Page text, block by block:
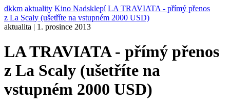
dkkm aktuality Kino Nadsklepí LA TRAVIATA - přímý přenos
z La Scaly (ušetříte na vstupném 2000 USD)
aktualita | 1. prosince 2013
LA TRAVIATA - přímý přenos
z La Scaly (ušetříte na
vstupném 2000 USD)